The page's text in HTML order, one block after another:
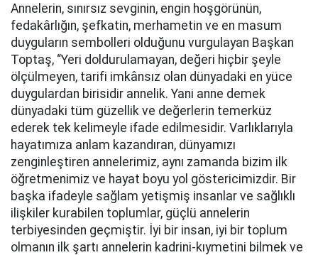
Annelerin, sınırsız sevginin, engin hoşgörünün,
fedakârlığın, şefkatin, merhametin ve en masum
duyguların sembolleri olduğunu vurgulayan Başkan
Toptaş, “Yeri doldurulamayan, değeri hiçbir şeyle
ölçülmeyen, tarifi imkânsız olan dünyadaki en yüce
duygulardan birisidir annelik. Yani anne demek
dünyadaki tüm güzellik ve değerlerin temerküz
ederek tek kelimeyle ifade edilmesidir. Varlıklarıyla
hayatımıza anlam kazandıran, dünyamızı
zenginleştiren annelerimiz, aynı zamanda bizim ilk
öğretmenimiz ve hayat boyu yol göstericimizdir. Bir
başka ifadeyle sağlam yetişmiş insanlar ve sağlıklı
ilişkiler kurabilen toplumlar, güçlü annelerin
terbiyesinden geçmiştir. İyi bir insan, iyi bir toplum
olmanın ilk şartı annelerin kadrini-kıymetini bilmek ve